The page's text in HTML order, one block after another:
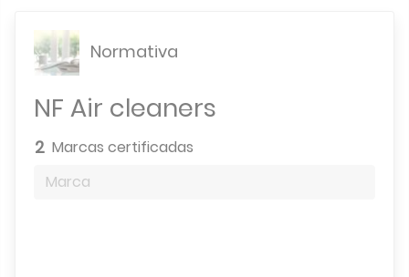
Normativa
NF Air cleaners
2 Marcas certificadas
Marca